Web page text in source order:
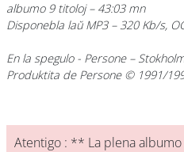
albumo 9 titoloj – 43:03 mn
Disponebla laŭ MP3 – 320 Kb/s,
En la spegulo- Persone –
Produktita de Persone © 1991/
Atentigo : ** La plena